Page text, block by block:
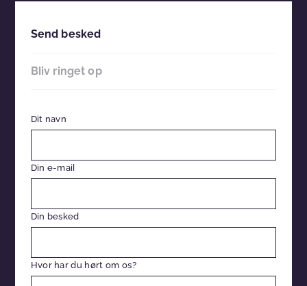
Send besked
Bliv ringet op
Dit navn
Din e-mail
Din besked
Hvor har du hørt om os?